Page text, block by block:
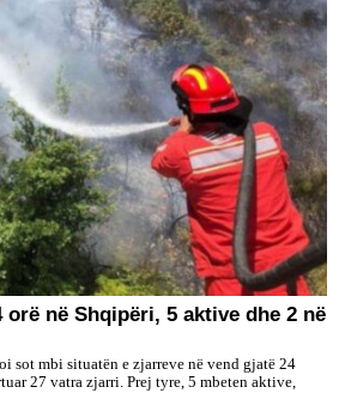
orë në Shqipëri, 5 aktive dhe 2 në
sot mbi situatën e zjarreve në vend gjatë 24
27 vatra zjarri. Prej tyre, 5 mbeten aktive,